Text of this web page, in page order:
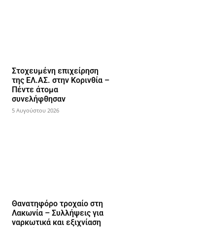
Στοχευμένη επιχείρηση
της ΕΛ.ΑΣ. στην Κορινθία –
Πέντε άτομα
συνελήφθησαν
5 Αυγούστου 2026
Θανατηφόρο τροχαίο στη
Λακωνία – Συλλήψεις για
ναρκωτικά και εξιχνίαση